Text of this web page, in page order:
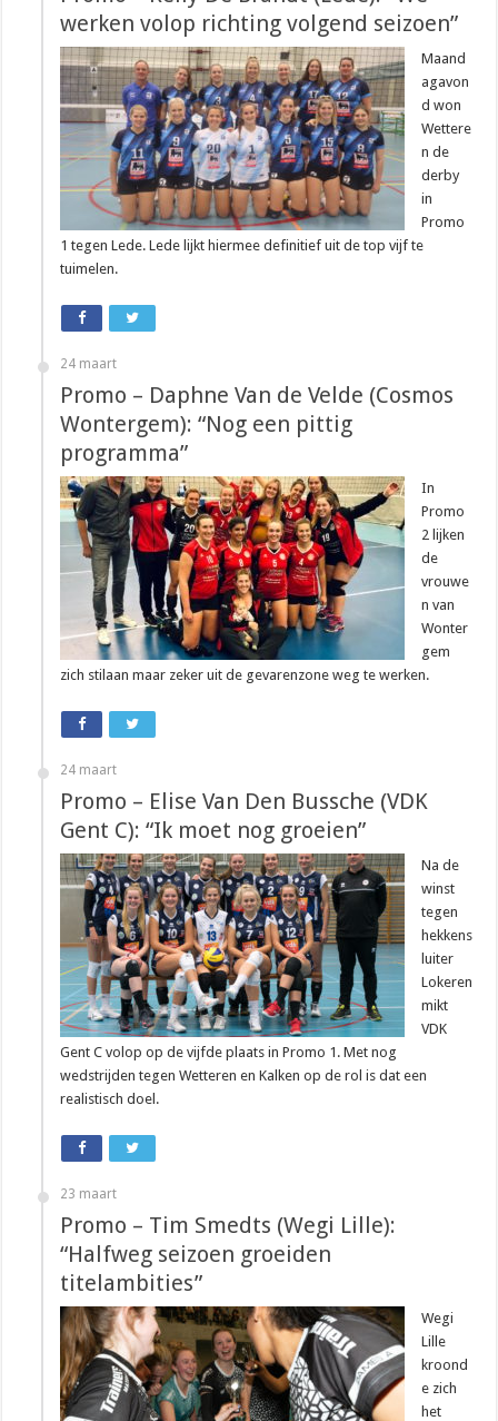
werken volop richting volgend seizoen”
Maand
agavon
d won
Wettere
n de
derby
in
Promo
1 tegen Lede. Lede lijkt hiermee definitief uit de top vijf te
tuimelen.
24 maart
Promo – Daphne Van de Velde (Cosmos
Wontergem): “Nog een pittig
programma”
In
Promo
2 lijken
de
vrouwe
n van
Wonter
gem
zich stilaan maar zeker uit de gevarenzone weg te werken.
24 maart
Promo – Elise Van Den Bussche (VDK
Gent C): “Ik moet nog groeien”
Na de
winst
tegen
hekkens
luiter
Lokeren
mikt
VDK
Gent C volop op de vijfde plaats in Promo 1. Met nog
wedstrijden tegen Wetteren en Kalken op de rol is dat een
realistisch doel.
23 maart
Promo – Tim Smedts (Wegi Lille):
“Halfweg seizoen groeiden
titelambities”
Wegi
Lille
kroond
e zich
het